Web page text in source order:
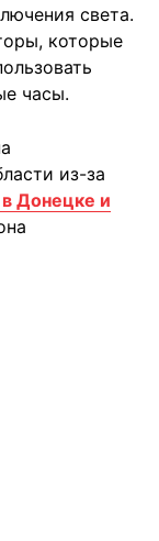
света.
которые
часы.
из-за
Донецке и